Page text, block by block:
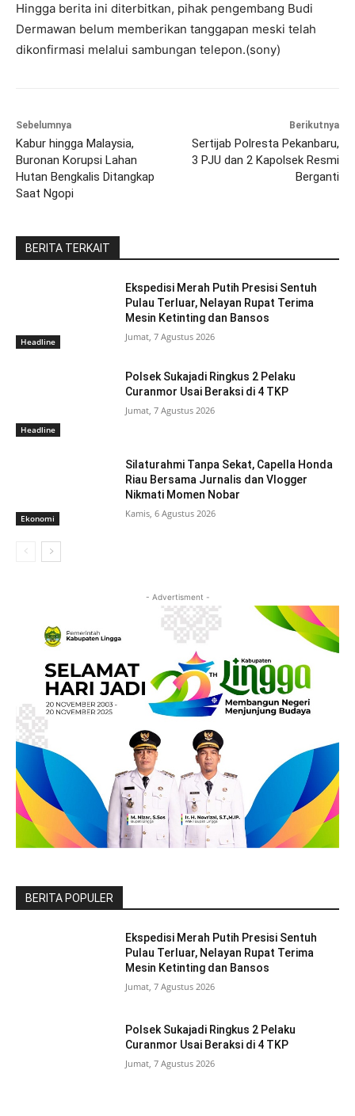
Hingga berita ini diterbitkan, pihak pengembang Budi
Dermawan belum memberikan tanggapan meski telah
dikonfirmasi melalui sambungan telepon.(sony)
Sebelumnya
Kabur hingga Malaysia,
Buronan Korupsi Lahan
Hutan Bengkalis Ditangkap
Saat Ngopi
Berikutnya
Sertijab Polresta Pekanbaru,
3 PJU dan 2 Kapolsek Resmi
Berganti
BERITA TERKAIT
Headline
Ekspedisi Merah Putih Presisi Sentuh
Pulau Terluar, Nelayan Rupat Terima
Mesin Ketinting dan Bansos
Jumat, 7 Agustus 2026
Headline
Polsek Sukajadi Ringkus 2 Pelaku
Curanmor Usai Beraksi di 4 TKP
Jumat, 7 Agustus 2026
Ekonomi
Silaturahmi Tanpa Sekat, Capella Honda
Riau Bersama Jurnalis dan Vlogger
Nikmati Momen Nobar
Kamis, 6 Agustus 2026
- Advertisment -
BERITA POPULER
Ekspedisi Merah Putih Presisi Sentuh
Pulau Terluar, Nelayan Rupat Terima
Mesin Ketinting dan Bansos
Jumat, 7 Agustus 2026
Polsek Sukajadi Ringkus 2 Pelaku
Curanmor Usai Beraksi di 4 TKP
Jumat, 7 Agustus 2026